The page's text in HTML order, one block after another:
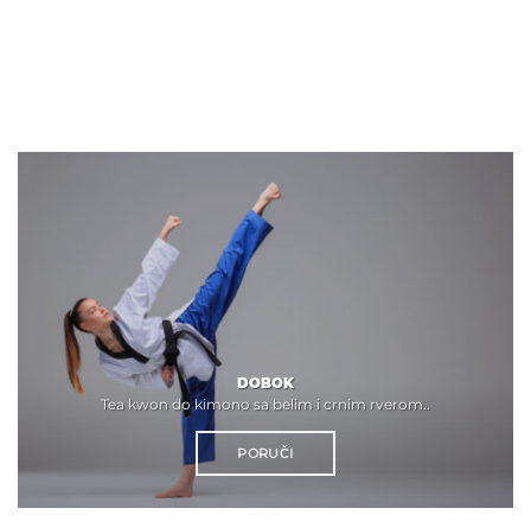
DOBOK
Tea kwon do kimono sa belim i crnim rverom..
PORUČI